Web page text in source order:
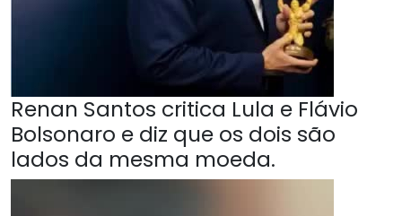
Renan Santos critica Lula e Flávio
Bolsonaro e diz que os dois são
lados da mesma moeda.